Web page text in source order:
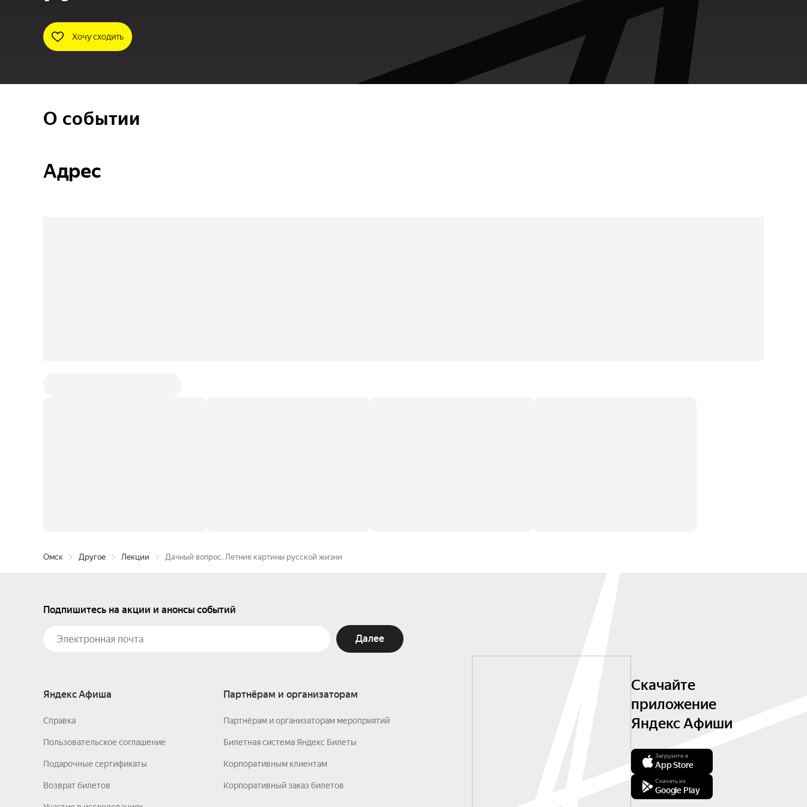
Хочу сходить
О событии
Адрес
Омск Другое Лекции Дачный вопрос. Летние картины русской жизни
Подпишитесь на акции и анонсы событий
Далее
Яндекс Афиша
Справка
Пользовательское соглашение
Подарочные сертификаты
Возврат билетов
Партнёрам и организаторам
Партнёрам и организаторам мероприятий
Билетная система Яндекс Билеты
Корпоративным клиентам
Корпоративный заказ билетов
Скачайте
приложение
Яндекс Афиши
Загрузите в
App Store
Скачать из
Google Play